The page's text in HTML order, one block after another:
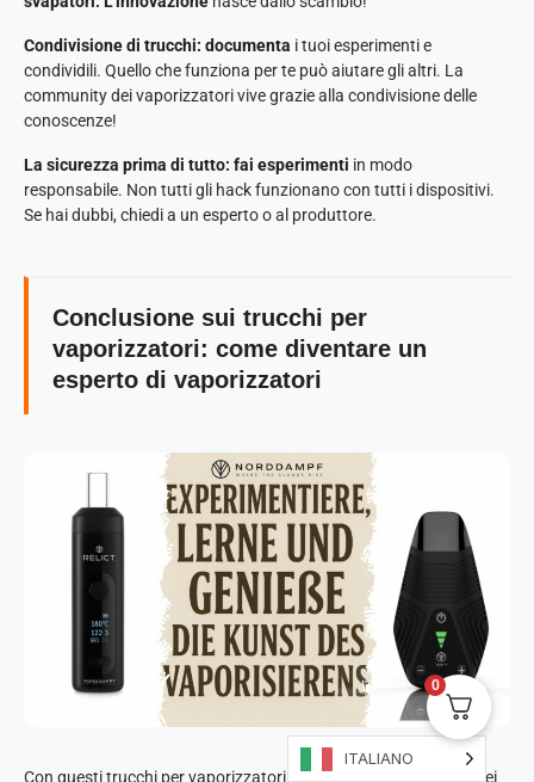
Condivisione di trucchi: documenta i tuoi esperimenti e
condividili. Quello che funziona per te può aiutare gli altri. La
community dei vaporizzatori vive grazie alla condivisione delle
conoscenze!
La sicurezza prima di tutto: fai esperimenti in modo
responsabile. Non tutti gli hack funzionano con tutti i dispositivi.
Se hai dubbi, chiedi a un esperto o al produttore.
Conclusione sui trucchi per
vaporizzatori: come diventare un
esperto di vaporizzatori
Con questi trucchi per vaporizzatori e consigli sugli accessori, sei
0
ITALIANO